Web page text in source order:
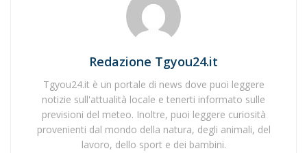
Redazione Tgyou24.it
Tgyou24.it è un portale di news dove puoi leggere
notizie sull'attualità locale e tenerti informato sulle
previsioni del meteo. Inoltre, puoi leggere curiosità
provenienti dal mondo della natura, degli animali, del
lavoro, dello sport e dei bambini.